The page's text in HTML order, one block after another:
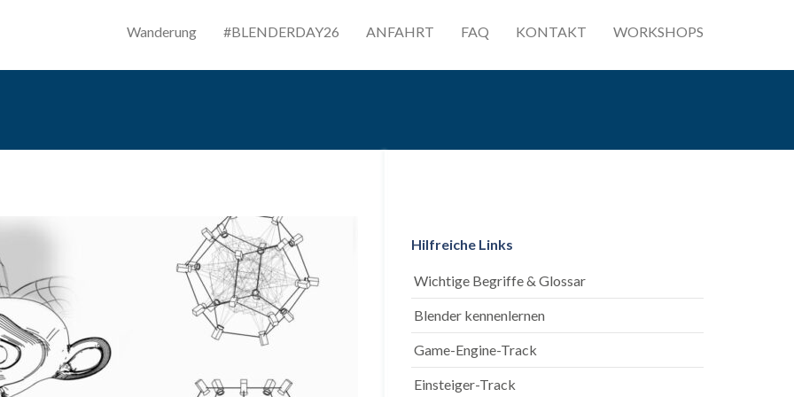
Wanderung #BLENDERDAY26 ANFAHRT FAQ KONTAKT WORKSHOPS
Hilfreiche Links
Wichtige Begriffe & Glossar
Blender kennenlernen
Game-Engine-Track
Einsteiger-Track